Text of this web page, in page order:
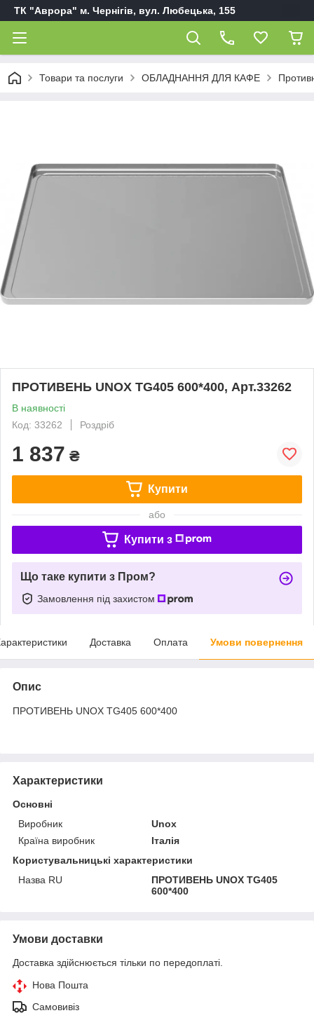
ТК "Аврора" м. Чернігів, вул. Любецька, 155
Товари та послуги ОБЛАДНАННЯ ДЛЯ КАФЕ
ПРОТИВЕНЬ UNOX TG405 600*400, Арт.33262
В наявності
Код: 33262
Роздріб
1 837 ₴
Купити
або
Купити з
Що таке купити з Пром?
Замовлення під захистом
Доставка Оплата Умови повернення
Опис
ПРОТИВЕНЬ UNOX TG405 600*400
Характеристики
Основні
Виробник
Unox
Країна виробник
Італія
Користувальницькі характеристики
Назва RU
ПРОТИВЕНЬ UNOX TG405
600*400
Умови доставки
Доставка здійснюється тільки по передоплаті.
Нова Пошта
Самовивіз